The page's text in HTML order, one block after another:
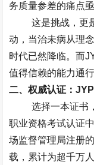
务质量参差的痛点亟
这是挑战，更
动，当治未病从理
时代已然降临。而
值得信赖的能力通行
二、权威认证：
选择一本证书
职业资格考试认证
场监督管理局注册
载，累计为超千万